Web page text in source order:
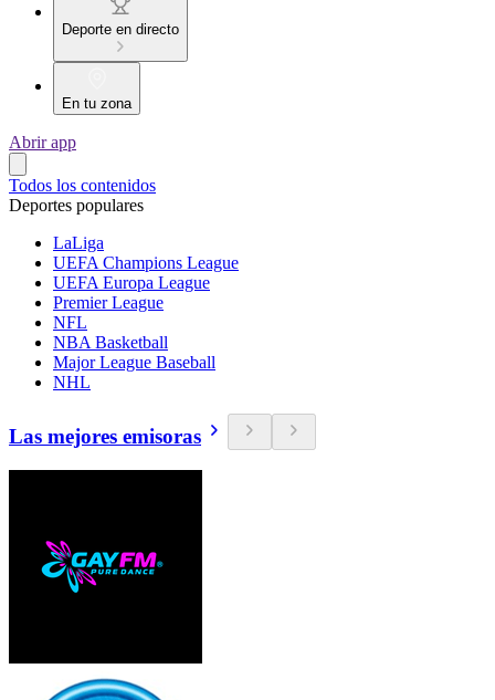
Deporte en directo
En tu zona
Abrir app
Todos los contenidos
Deportes populares
LaLiga
UEFA Champions League
UEFA Europa League
Premier League
NFL
NBA Basketball
Major League Baseball
NHL
Las mejores emisoras